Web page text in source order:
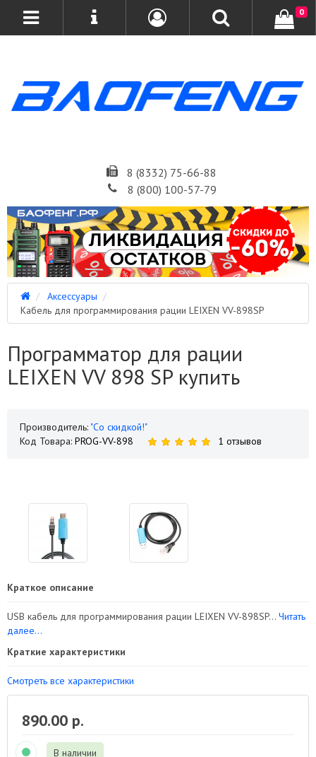
8 (8332) 75-66-88
8 (800) 100-57-79
0
Аксессуары
Кабель для программирования рации LEIXEN VV-898SP
Программатор для рации
LEIXEN VV 898 SP купить
Производитель: "Со скидкой!"
Код Товара: PROG-VV-898 1 отзывов
Краткое описание
USB кабель для программирования рации LEIXEN VV-898SP... Читать
далее...
Краткие характеристики
Смотреть все характеристики
890.00 р.
В наличии